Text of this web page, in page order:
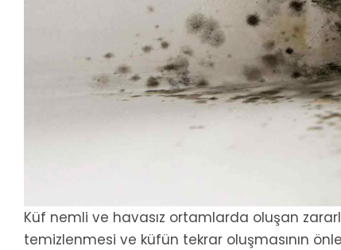
Küf nemli ve havasız ortamlarda oluşan
temizlenmesi ve küfün tekrar oluşmasının